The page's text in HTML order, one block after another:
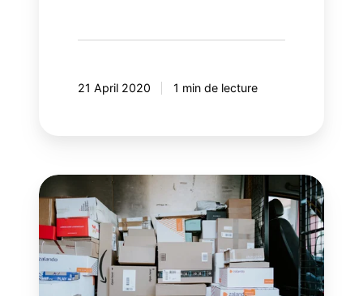
21 April 2020 1 min de lecture
La
COVID-
19
fait
bondir
le